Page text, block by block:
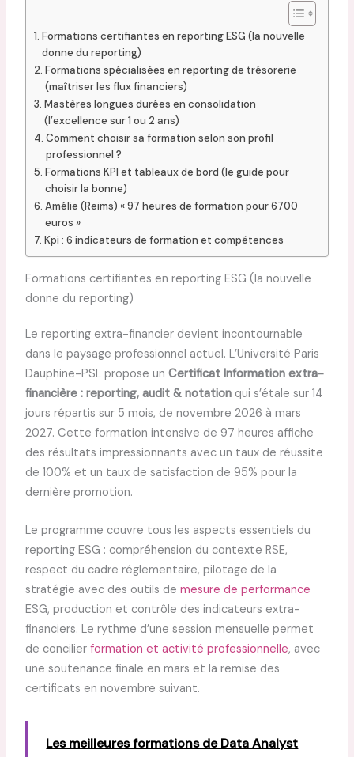
Formations certifiantes en reporting ESG (la nouvelle
donne du reporting)
Formations spécialisées en reporting de trésorerie
(maîtriser les flux financiers)
Mastères longues durées en consolidation
(l’excellence sur 1 ou 2 ans)
Comment choisir sa formation selon son profil
professionnel ?
Formations KPI et tableaux de bord (le guide pour
choisir la bonne)
Amélie (Reims) « 97 heures de formation pour 6700
euros »
Kpi : 6 indicateurs de formation et compétences
Formations certifiantes en reporting ESG (la nouvelle
donne du reporting)
Le reporting extra-financier devient incontournable
dans le paysage professionnel actuel. L’Université Paris
Dauphine-PSL propose un Certificat Information extra-
financière : reporting, audit & notationqui s’étale sur 14
jours répartis sur 5 mois, de novembre 2026 à mars
2027. Cette formation intensive de 97 heures affiche
des résultats impressionnants avec un taux de réussite
de 100% et un taux de satisfaction de 95% pour la
dernière promotion.
Le programme couvre tous les aspects essentiels du
reporting ESG : compréhension du contexte RSE,
respect du cadre réglementaire, pilotage de la
stratégie avec des outils de mesure de performance
ESG, production et contrôle des indicateurs extra-
financiers. Le rythme d’une session mensuelle permet
de concilier formation et activité professionnelle, avec
une soutenance finale en mars et la remise des
certificats en novembre suivant.
Les meilleures formations de Data Analyst